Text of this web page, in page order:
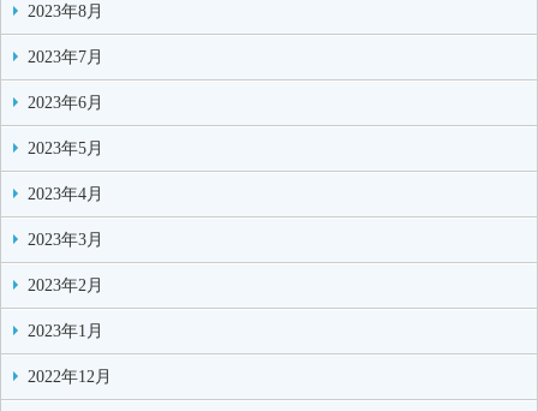
2023年8月
2023年7月
2023年6月
2023年5月
2023年4月
2023年3月
2023年2月
2023年1月
2022年12月